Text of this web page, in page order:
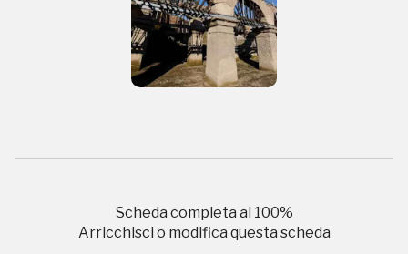
Scheda completa al 100%
Arricchisci o modifica questa scheda
Regalati 365 giorni di arte e cultura nell'Italia
più bella, risparmiando.
Museo